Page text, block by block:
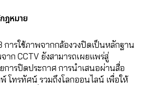
ฎหมาย
การใช้ภาพจากกล้องวงปิดเป็นหลักฐาน
าก CCTV ยังสามารถเผยแพร่สู่
การปิดประกาศ การนำเสนอผ่านสื่อ
โทรทัศน์ รวมถึงโลกออนไลน์ เพื่อให้